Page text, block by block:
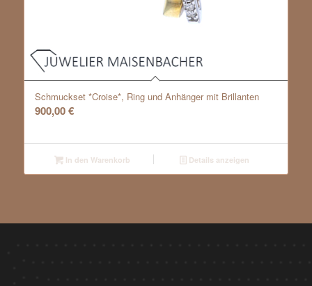
Schmuckset *Croise*, Ring und Anhänger mit Brillanten
900,00€
In den Warenkorb Details anzeigen